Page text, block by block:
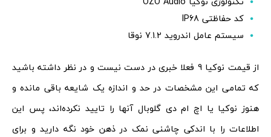
کد حفاظتی IP68
سیستم عامل اندروید 7.1.2 نوقا
از قیمت نوکیا 9 فعلا خبری در دست نیست و در نظر داشته باشید
که تمامی این مشخصات در حد و اندازه یک شایعه باقی مانده و
هنوز نوکیا یا اچ ام دی گلوبال آنها را تایید نکرده‌اند، پس این
اطلاعات را با اندکی چاشنی نمک در ذهن خود نگه دارید و برای